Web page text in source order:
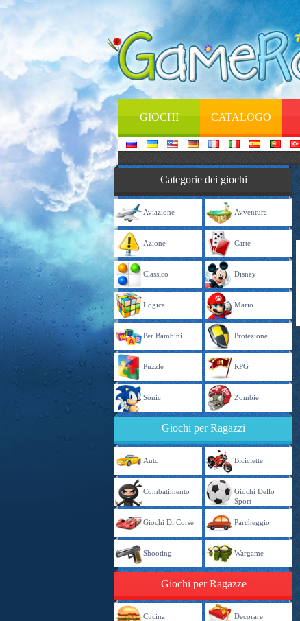
GIOCHI CATALOGO
Categorie dei giochi
Aviazione Avventura
Azione Carte
Classico Disney
Logica Mario
Per Bambini Protezione
Puzzle RPG
Sonic Zombie
Giochi per Ragazzi
Auto Biciclette
Combatimento
Giochi Dello
Sport
Giochi Di Corse Parcheggio
Shooting Wargame
Giochi per Ragazze
Cucina Decorare